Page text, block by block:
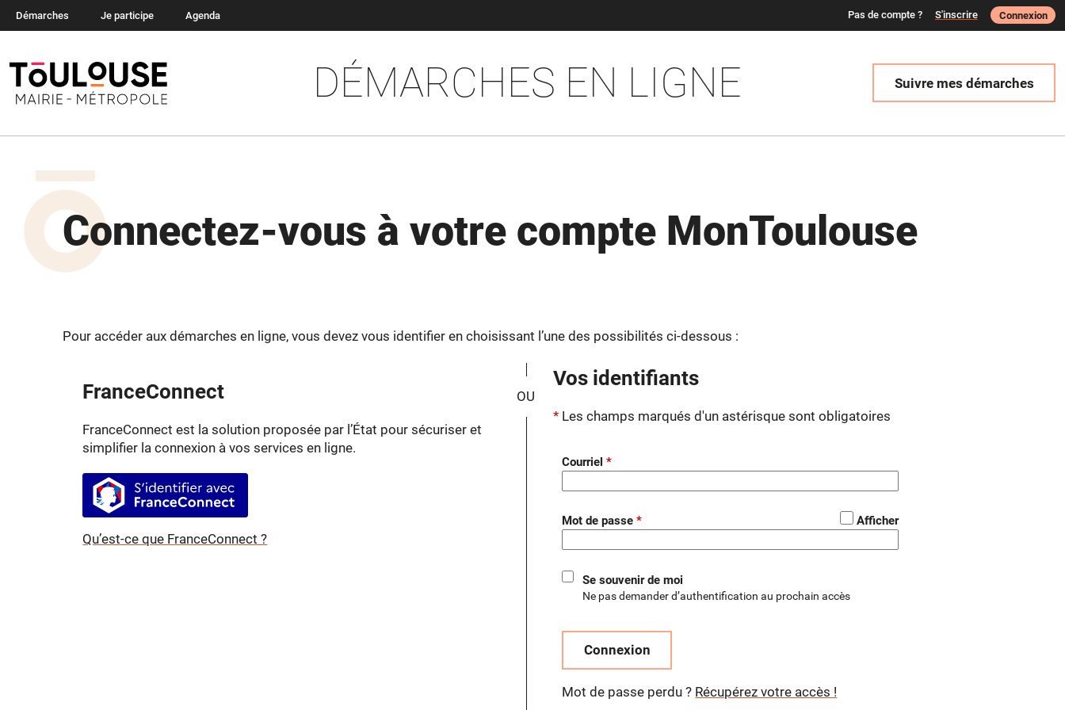
DÉMARCHES EN LIGNE Suivre mes démarches
Démarches Je participe Agenda Pas de compte ? S'inscrire Connexion
Connectez-vous à votre compte MonToulouse
Pour accéder aux démarches en ligne, vous devez vous identifier en choisissant l’une des possibilités ci-dessous :
FranceConnect
FranceConnect est la solution proposée par l’État pour sécuriser et
simplifier la connexion à vos services en ligne.
S’identifier avec FranceConnect
Qu’est-ce que FranceConnect ?
Vos identifiants
Les champs marqués d'un astérisque sont obligatoires
Courriel
Mot de passe Afficher
Se souvenir de moi
Ne pas demander d’authentification au prochain accès
Connexion
Mot de passe perdu ? Récupérez votre accès !